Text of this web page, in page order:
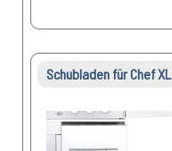
Schubladen für Chef XL